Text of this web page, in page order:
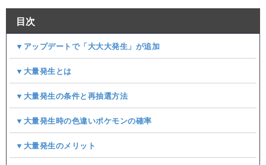
目次
▼アップデートで「大大大発生」が追加
▼大量発生とは
▼大量発生の条件と再抽選方法
▼大量発生時の色違いポケモンの確率
▼大量発生のメリット